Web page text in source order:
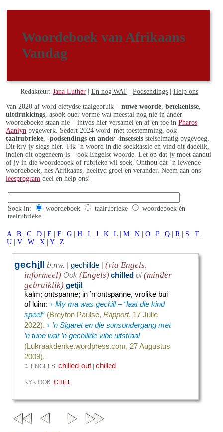
Woordeboek van Afrikaans
Vandag
Redakteur:Jana Luther |En nog WAT |Podsendings |Help ons
Van 2020 af word eietydse taalgebruik –nuwe woorde ,betekenisse
uitdrukkings , asook ouer vorme wat meestal nog nié in ander
woordeboeke staan nie – intyds hier versamel en af en toe inPharos
Aanlyn bygewerk. Sedert 2024 word, met toestemming, ook
taalrubrieke ,-podsendings en ander -insetsels stelselmatig bygevoeg.
Dit kry jy slegs hier. Tik ’n woord in die soekkassie en vind dit dadelik,
indien dit opgeneem is – ook Engelse woorde. Let op dat jy moet aandui
of jy in die woordeboek of rubrieke wil soek. Onthou dat ’n lewende
woordeboek, nes Afrikaans, heeltyd groei en verander. Neem aan ons
leesprogram deel en help ons!
Soek in: woordeboek taalrubrieke
woordeboek én
taalrubrieke
A | B | C | D | E | F | G | H | I | J | K | L | M | N | O | P | Q | R | S | T |
U | V | W | X | Y | Z
gechill b.nw. |gechillde | (via Engels,
informeel) Ook (Engels)chilled of (minder
gebruiklik)getjil
kalm;ontspanne; in ’n ontspanne, vrolike bui
of luim:› My ma was gechill – “laat die kind
speel” (Breyton Paulse,Rapport, 17 Julie
2022). › ’n Sigaret en die sonsondergang met
’n tune wat ’n gechillde vibe uitstraal
(Lukraakdenke.wordpress.com, 27 Augustus
2009).
◌ ENGELS:chilled-out |chilled
KYK OOK:CHILL